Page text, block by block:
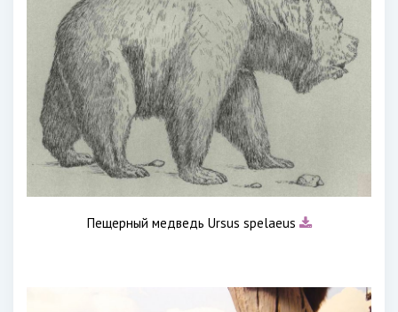
Пещерный медведь Ursus spelaeus